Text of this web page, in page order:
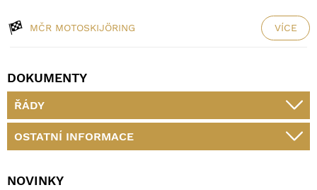
MČR MOTOSKIJÖRING VÍCE
DOKUMENTY
ŘÁDY
OSTATNÍ INFORMACE
NOVINKY